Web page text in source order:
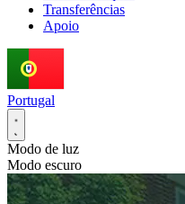
Transferências
Apoio
Portugal
Modo de luz
Modo escuro